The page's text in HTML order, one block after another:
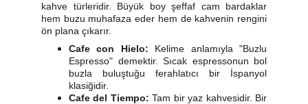
kahve türleridir. Büyük boy şeffaf cam bardaklar
hem buzu muhafaza eder hem de kahvenin rengini
ön plana çıkarır.
Cafe con Hielo: Kelime anlamıyla "Buzlu
Espresso" demektir. Sıcak espressonun bol
buzla buluştuğu ferahlatıcı bir İspanyol
klasiğidir.
Cafe del Tiempo: Tam bir yaz kahvesidir. Bir